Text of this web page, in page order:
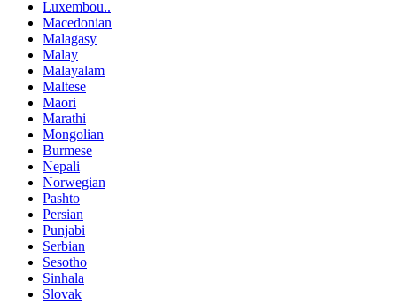
Luxembou..
Macedonian
Malagasy
Malay
Malayalam
Maltese
Maori
Marathi
Mongolian
Burmese
Nepali
Norwegian
Pashto
Persian
Punjabi
Serbian
Sesotho
Sinhala
Slovak